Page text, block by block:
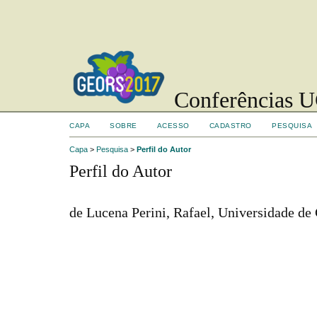
Conferências
CAPA SOBRE ACESSO CADASTRO PESQUISA
Capa > Pesquisa > Perfil do Autor
Perfil do Autor
de Lucena Perini, Rafael, Universidade